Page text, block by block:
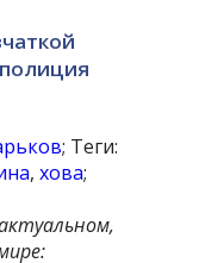
; Теги:
,хова;